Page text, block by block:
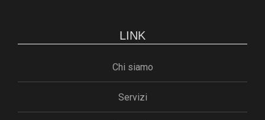
LINK
Chi siamo
Servizi